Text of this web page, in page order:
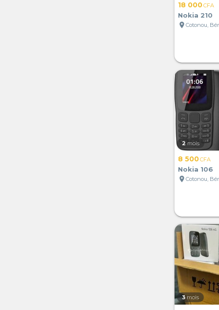
18 000CFA
Nokia 210
location_on Cotonou,
2 mois
8 500CFA
Nokia 106
location_on Cotonou,
3 mois